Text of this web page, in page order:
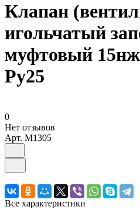
Клапан
игольчатый
муфтовый
Ру25
0
Нет отзывов
Арт. M1305
Все характеристики